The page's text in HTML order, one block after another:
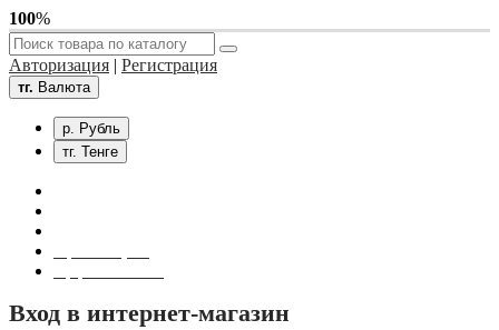
100%
Авторизация | Регистрация
тг. Валюта
р. Рубль
тг. Тенге
Вход в интернет-магазин